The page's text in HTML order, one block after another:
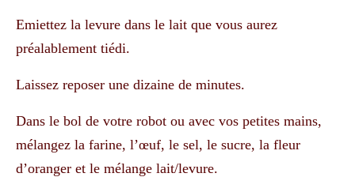
Emiettez la levure dans le lait que vous aurez
préalablement tiédi.
Laissez reposer une dizaine de minutes.
Dans le bol de votre robot ou avec vos petites mains,
mélangez la farine, l’œuf, le sel, le sucre, la fleur
d’oranger et le mélange lait/levure.